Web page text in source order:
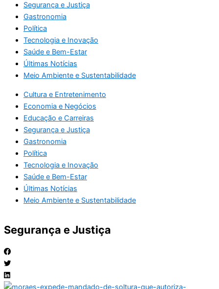
Segurança e Justiça
Gastronomia
Política
Tecnologia e Inovação
Saúde e Bem-Estar
Últimas Notícias
Meio Ambiente e Sustentabilidade
Cultura e Entretenimento
Economia e Negócios
Educação e Carreiras
Segurança e Justiça
Gastronomia
Política
Tecnologia e Inovação
Saúde e Bem-Estar
Últimas Notícias
Meio Ambiente e Sustentabilidade
Segurança e Justiça